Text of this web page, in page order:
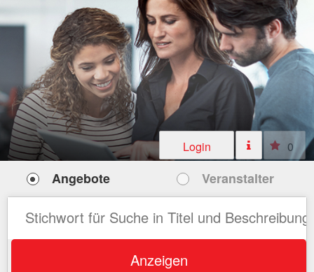
Login 0
Angebote Veranstalter
Anzeigen